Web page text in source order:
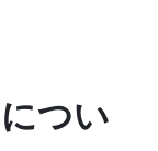
つい